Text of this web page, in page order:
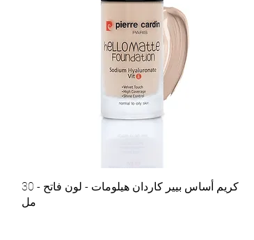
كريم أساس بيير كاردان هيلومات - لون فاتح - 30
مل